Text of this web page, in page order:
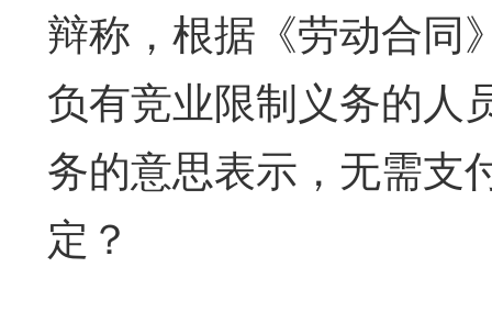
辩称，根据《劳动合同
负有竞业限制义务的人
务的意思表示，无需支
定？